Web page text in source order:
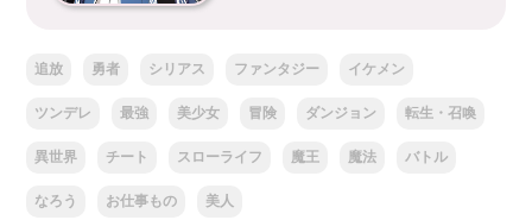
追放 勇者 シリアス ファンタジー イケメン
ツンデレ 最強 美少女 冒険 ダンジョン 転生・召喚
異世界 チート スローライフ 魔王 魔法 バトル
なろう お仕事もの 美人